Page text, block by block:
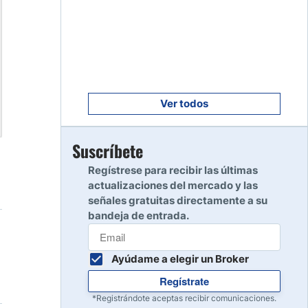
Leer reseña
10
Ver todos
Suscríbete
Regístrese para recibir las últimas
actualizaciones del mercado y las
señales gratuitas directamente a su
bandeja de entrada.
Ayúdame a elegir un Broker
Regístrate
*Registrándote aceptas recibir comunicaciones.